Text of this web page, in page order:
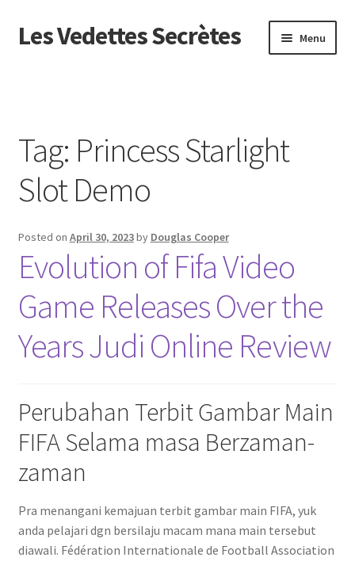
Skip
to
Skip
to
Les Vedettes Secrètes Menu
Contact us
Privacy Policy
Tag: Princess Starlight
Slot Demo
Posted on April 30, 2023by Douglas Cooper
Evolution of Fifa Video
Game Releases Over the
Years Judi Online Review
Perubahan Terbit Gambar Main
FIFA Selama masa Berzaman-
zaman
Pra menangani kemajuan terbit gambar main FIFA, yuk
anda pelajari dgn bersilaju macam mana main tersebut
diawali. Fédération Internationale de Football Association